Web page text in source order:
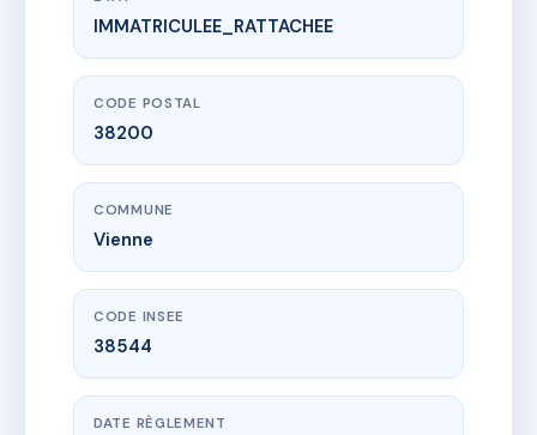
www.vme.plus/AC6554729
Le Florentin
14 r du 11 novembre
IMMATRICULEE_RATTACHEE
CODE POSTAL
38200
COMMUNE
Vienne
CODE INSEE
38544
DATE RÈGLEMENT